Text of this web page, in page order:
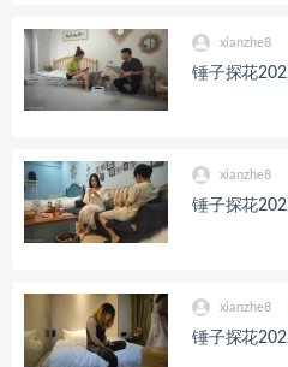
xianzhe8
锤子探花
xianzhe8
锤子探花
xianzhe8
锤子探花